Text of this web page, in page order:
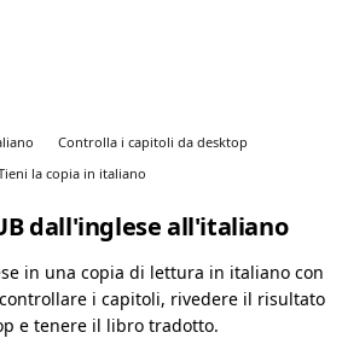
Controlla i capitoli da desktop
la copia in italiano
dall'inglese all'italiano
in una copia di lettura in italiano con
i capitoli, rivedere il risultato
e tenere il libro tradotto.